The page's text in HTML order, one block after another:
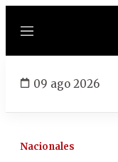
Menú
09 ago 2026
Nacionales